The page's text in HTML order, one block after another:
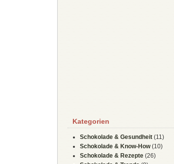
Kategorien
Schokolade & Gesundheit (11)
Schokolade & Know-How(10)
Schokolade & Rezepte (26)